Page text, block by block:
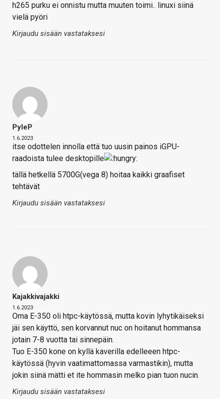
h265 purku ei onnistu mutta muuten toimi.. linuxi siinä
vielä pyöri
Kirjaudu sisään vastataksesi
PyleP
1.6.2023
itse odottelen innolla että tuo uusin painos iGPU-
raadoista tulee desktopille
tällä hetkellä 5700G(vega 8) hoitaa kaikki graafiset
tehtävät
Kirjaudu sisään vastataksesi
Kajakkivajakki
1.6.2023
Oma E-350 oli htpc-käytössä, mutta kovin lyhytikäiseksi
jäi sen käyttö, sen korvannut nuc on hoitanut hommansa
jotain 7-8 vuotta tai sinnepäin.
Tuo E-350 kone on kyllä kaverilla edelleeen htpc-
käytössä (hyvin vaatimattomassa varmastikin), mutta
jokin siinä mätti et ite hommasin melko pian tuon nucin.
Kirjaudu sisään vastataksesi